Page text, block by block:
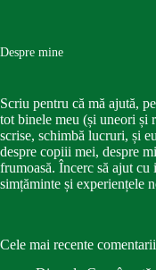
Despre mine
Scriu pentru că mă ajută,
tot binele meu (și uneori și
scrise, schimbă lucruri, și
despre copiii mei, despre
frumoasă. Încerc să ajut
simțăminte și experiențele
Cele mai recente comentarii